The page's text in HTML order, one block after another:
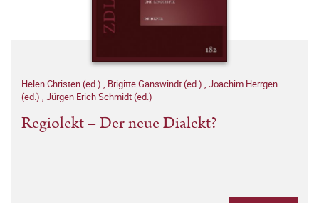
Helen Christen (ed.) , Brigitte Ganswindt (ed.) , Joachim Herrgen
(ed.) , Jürgen Erich Schmidt (ed.)
Regiolekt – Der neue Dialekt?